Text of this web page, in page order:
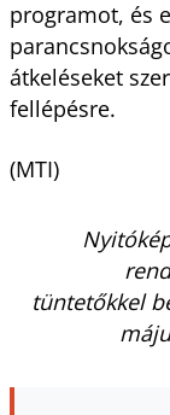
programot, és
átkeléseket
fellépésre.
(MTI)
tüntetőkkel